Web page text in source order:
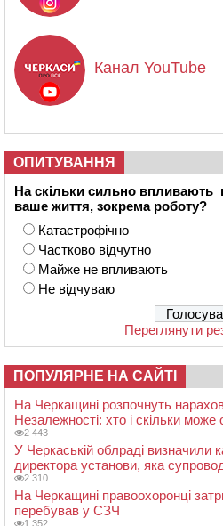
Канал YouTube
ОПИТУВАННЯ
На скільки сильно впливають
ваше життя, зокрема роботу?
Катастрофічно
Частково відчутно
Майже не впливають
Не відчуваю
Переглянути
ПОПУЛЯРНЕ НА САЙТІ
На Черкащині розпочнуть
Незалежності: хто і скільки може
2 443
У Черкаській облраді визначили
директора установи, яка
2 310
На Черкащині правоохоронці
перебував у СЗЧ
1 352